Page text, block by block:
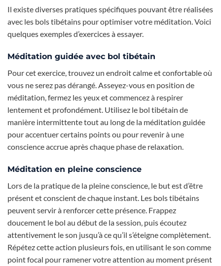
Il existe diverses pratiques spécifiques pouvant être réalisées
avec les bols tibétains pour optimiser votre méditation. Voici
quelques exemples d’exercices à essayer.
Méditation guidée avec bol tibétain
Pour cet exercice, trouvez un endroit calme et confortable où
vous ne serez pas dérangé. Asseyez-vous en position de
méditation, fermez les yeux et commencez à respirer
lentement et profondément. Utilisez le bol tibétain de
manière intermittente tout au long de la méditation guidée
pour accentuer certains points ou pour revenir à une
conscience accrue après chaque phase de relaxation.
Méditation en pleine conscience
Lors de la pratique de la pleine conscience, le but est d’être
présent et conscient de chaque instant. Les bols tibétains
peuvent servir à renforcer cette présence. Frappez
doucement le bol au début de la session, puis écoutez
attentivement le son jusqu’à ce qu’il s’éteigne complètement.
Répétez cette action plusieurs fois, en utilisant le son comme
point focal pour ramener votre attention au moment présent